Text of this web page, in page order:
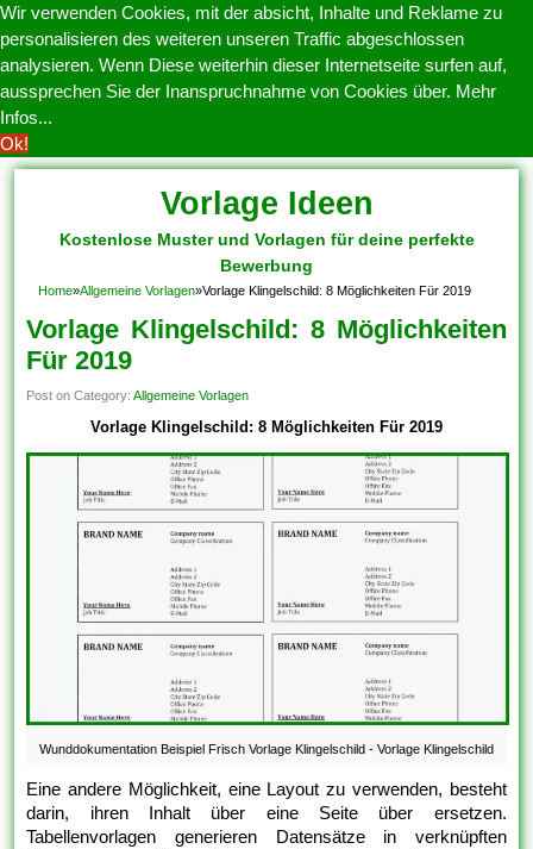
Wir verwenden Cookies, mit der absicht, Inhalte und Reklame zu
personalisieren des weiteren unseren Traffic abgeschlossen
analysieren. Wenn Diese weiterhin dieser Internetseite surfen auf,
aussprechen Sie der Inanspruchnahme von Cookies über. Mehr
Infos...
Ok!
Vorlage Ideen
Kostenlose Muster und Vorlagen für deine perfekte
Bewerbung
Home»Allgemeine Vorlagen»Vorlage Klingelschild: 8 Möglichkeiten Für 2019
Vorlage Klingelschild: 8 Möglichkeiten
Für 2019
Post on Category:Allgemeine Vorlagen
Vorlage Klingelschild: 8 Möglichkeiten Für 2019
Wunddokumentation Beispiel Frisch Vorlage Klingelschild - Vorlage Klingelschild
Eine andere Möglichkeit, eine Layout zu verwenden, besteht
darin, ihren Inhalt über eine Seite über ersetzen.
Tabellenvorlagen generieren Datensätze in verknüpften